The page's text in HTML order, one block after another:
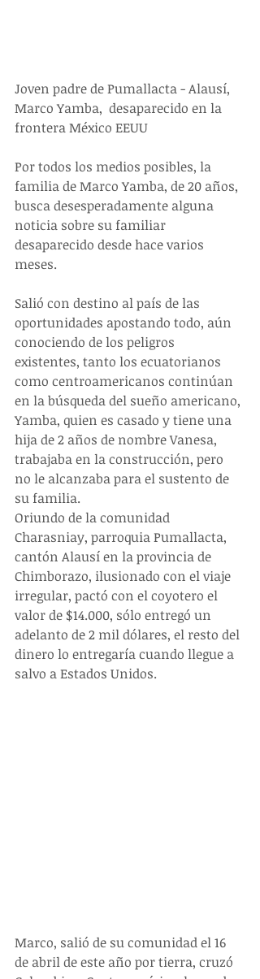
Joven padre de Pumallacta - Alausí,
Marco Yamba,  desaparecido en la
frontera México EEUU
Por todos los medios posibles, la
familia de Marco Yamba, de 20 años,
busca desesperadamente alguna
noticia sobre su familiar
desaparecido desde hace varios
meses.
Salió con destino al país de las
oportunidades apostando todo, aún
conociendo de los peligros
existentes, tanto los ecuatorianos
como centroamericanos continúan
en la búsqueda del sueño americano,
Yamba, quien es casado y tiene una
hija de 2 años de nombre Vanesa,
trabajaba en la construcción, pero
no le alcanzaba para el sustento de
su familia.
Oriundo de la comunidad
Charasniay, parroquia Pumallacta,
cantón Alausí en la provincia de
Chimborazo, ilusionado con el viaje
irregular, pactó con el coyotero el
valor de $14.000, sólo entregó un
adelanto de 2 mil dólares, el resto del
dinero lo entregaría cuando llegue a
salvo a Estados Unidos.
Marco, salió de su comunidad el 16
de abril de este año por tierra, cruzó